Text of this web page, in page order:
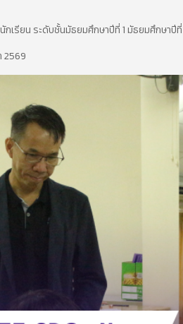
เรียน ระดับชั้นมัธยมศึกษาปีที่ 1 มัธยมศึกษาปี
2569